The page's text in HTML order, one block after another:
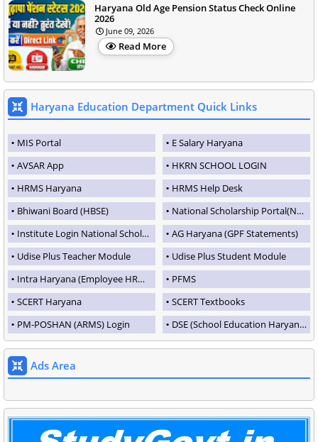
Haryana Old Age Pension Status Check Online
2026
June 09, 2026
Read More
Haryana Education Department Quick Links
MIS Portal
E Salary Haryana
AVSAR App
HKRN SCHOOL LOGIN
HRMS Haryana
HRMS Help Desk
Bhiwani Board (HBSE)
National Scholarship Portal(NSP)
Institute Login National Scholarship Portal
AG Haryana (GPF Statements)
Udise Plus Teacher Module
Udise Plus Student Module
Intra Haryana (Employee HRMS Portal)
PFMS
SCERT Haryana
SCERT Textbooks
PM-POSHAN (ARMS) Login
DSE (School Education Haryana)
Ads Area